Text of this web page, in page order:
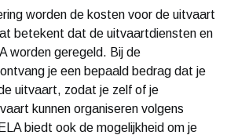
worden de kosten voor de uitvaart
betekent dat de uitvaartdiensten en
worden geregeld. Bij de
je een bepaald bedrag dat je
uitvaart, zodat je zelf of je
kunnen organiseren volgens
biedt ook de mogelijkheid om je